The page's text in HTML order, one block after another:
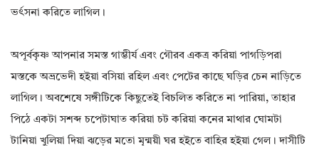
ভর্ৎসনা করিতে লাগিল।
অপূর্বকৃষ্ণ আপনার সমস্ত গাম্ভীর্য এবং গৌরব একত্র করিয়া পাগড়িপরা
মস্তকে অভ্রভেদী হইয়া বসিয়া রহিল এবং পেটের কাছে ঘড়ির চেন নাড়িতে
লাগিল। অবশেষে সঙ্গীটিকে কিছুতেই বিচলিত করিতে না পারিয়া, তাহার
পিঠে একটা সশব্দ চপেটাঘাত করিয়া চট করিয়া কনের মাথার ঘোমটা
টানিয়া খুলিয়া দিয়া ঝড়ের মতো মৃন্ময়ী ঘর হইতে বাহির হইয়া গেল। দাসীটি